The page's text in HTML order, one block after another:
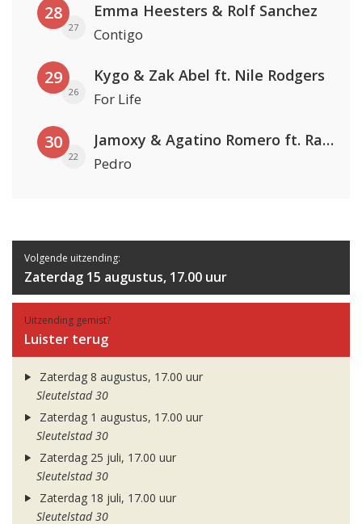
28
27
Emma Heesters & Rolf Sanchez
Contigo
29
26
Kygo & Zak Abel ft. Nile Rodgers
For Life
30
22
Jamoxy & Agatino Romero ft. Raffaella Carrà
Pedro
Volgende uitzending:
Zaterdag 15 augustus, 17.00 uur
Uitzending gemist?
Luister terug
Zaterdag 8 augustus, 17.00 uur
Sleutelstad 30
Zaterdag 1 augustus, 17.00 uur
Sleutelstad 30
Zaterdag 25 juli, 17.00 uur
Sleutelstad 30
Zaterdag 18 juli, 17.00 uur
Sleutelstad 30